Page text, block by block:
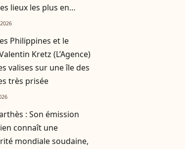
lieux les plus en
voyager en 2026
Philippines et le
Kretz (L’Agence)
valises sur une île des
très prisée
: Son émission
connaît une
mondiale soudaine,